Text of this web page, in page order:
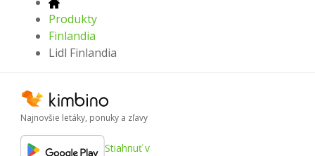
Produkty
Finlandia
Lidl Finlandia
Najnovšie letáky, ponuky a zľavy
Stiahnuť v